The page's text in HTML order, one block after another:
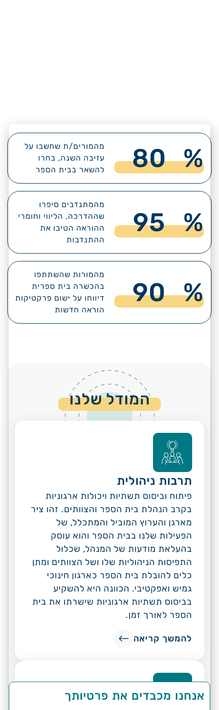
מהמורים/ת שחשבו על
עזיבה השנה, בחרו
להשאר בבית הספר
%
80
מהמתנדבים סיפרו
שההדרכה, הליווי וחומרי
ההוראה הטיבו את
ההתנדבות
%
95
מהמורות שהשתתפו
בהכשרה בית ספרית
דיווחו על ישום פרקטיקות
הוראה חדשות
%
90
המודל שלנו
תרבות ניהולית
פיתוח וביסוס תשתיות ויכולות ארגוניות
בקרב הנהלת בית הספר והצוותים. זהו ציר
מארגן והערוץ המוביל והמתכלל, של
הפעילות שלנו בבית הספר והוא עוסק
בהעלאת מודעות של המנהל, שכלול
התפיסות הניהוליות שלו ושל הצוותים ומתן
כלים להובלת בית הספר כארגון חינוכי
גמיש ואפקטיבי. הכוונה היא להשקיע
בביסוס תשתיות ארגוניות שישרתו את בית
הספר לאורך זמן.
להמשך קריאה
אנחנו מכבדים את פרטיותך